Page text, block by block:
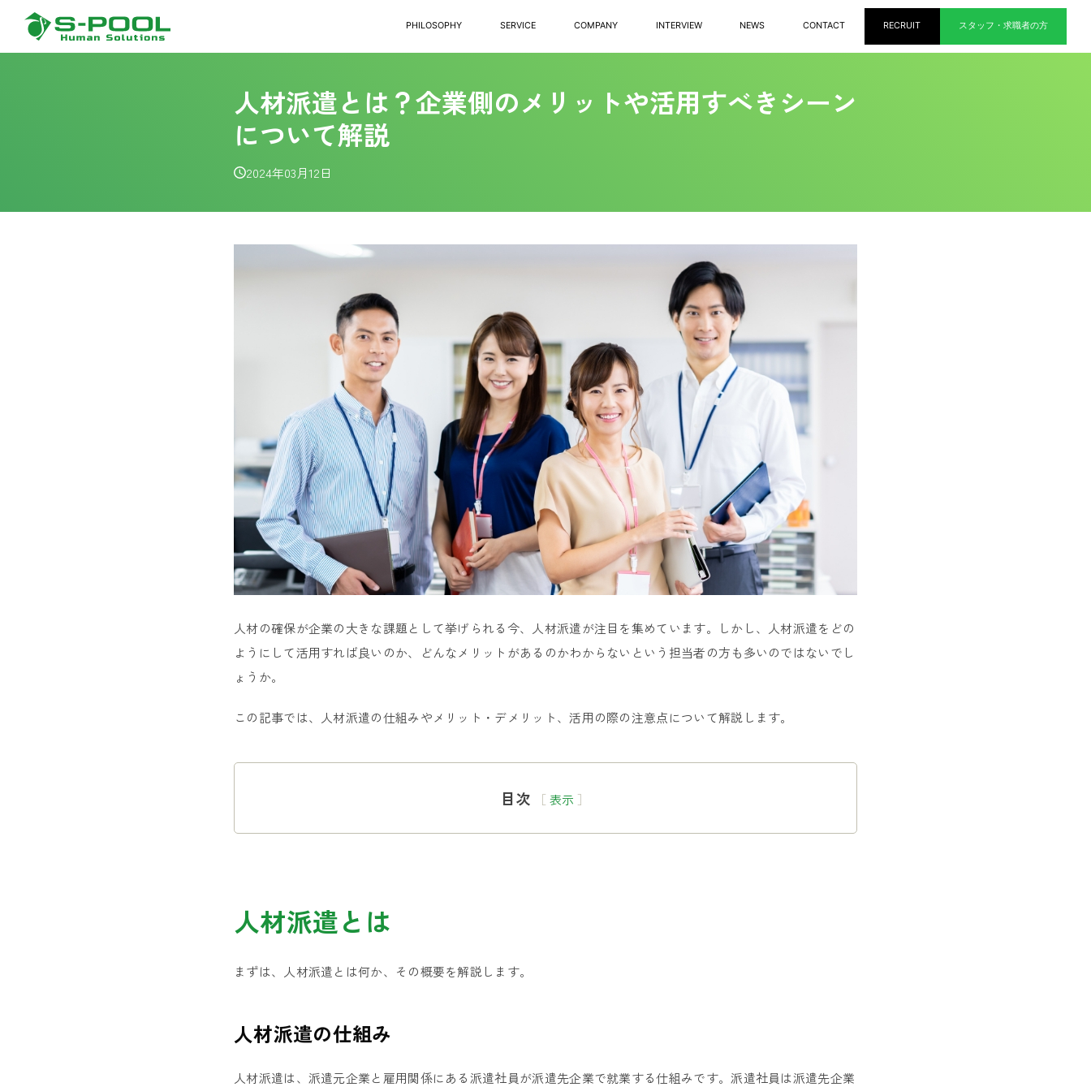
PHILOSOPHY SERVICE COMPANY INTERVIEW NEWS CONTACT RECRUIT スタッフ・求職者の方
人材派遣とは？企業側のメリットや活用すべきシーン
について解説
2024年03月12日
人材の確保が企業の大きな課題として挙げられる今、人材派遣が注目を集めています。しかし、人材派遣をどの
ようにして活用すれば良いのか、どんなメリットがあるのかわからないという担当者の方も多いのではないでし
ょうか。
この記事では、人材派遣の仕組みやメリット・デメリット、活用の際の注意点について解説します。
目次 ［ 表示 ］
人材派遣とは
まずは、人材派遣とは何か、その概要を解説します。
人材派遣の仕組み
人材派遣は、派遣元企業と雇用関係にある派遣社員が派遣先企業で就業する仕組みです。派遣社員は派遣先企業